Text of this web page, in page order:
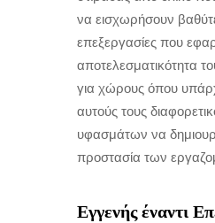
να εισχωρήσουν
επεξεργασίες που
αποτελεσματικότητα
για χώρους όπου
αυτούς τους
υφασμάτων να
προστασία των
Εγγενής έναντι